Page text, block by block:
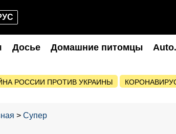
Досье Домашние питомцы
РОССИИ ПРОТИВ УКРАИНЫ
Супер